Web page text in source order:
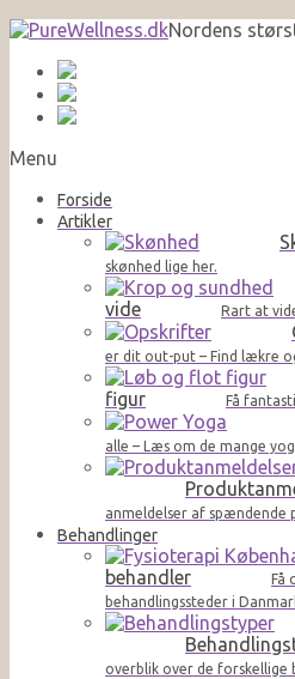
Nordens
Menu
Forside
Artikler
skønhed lige her.
vide
Rart at
er dit out-put – Find lækre
figur
Få
alle – Læs om de mange
anmeldelser af spændende
Behandlinger
behandler
Få
behandlingssteder i
overblik over de forskellige